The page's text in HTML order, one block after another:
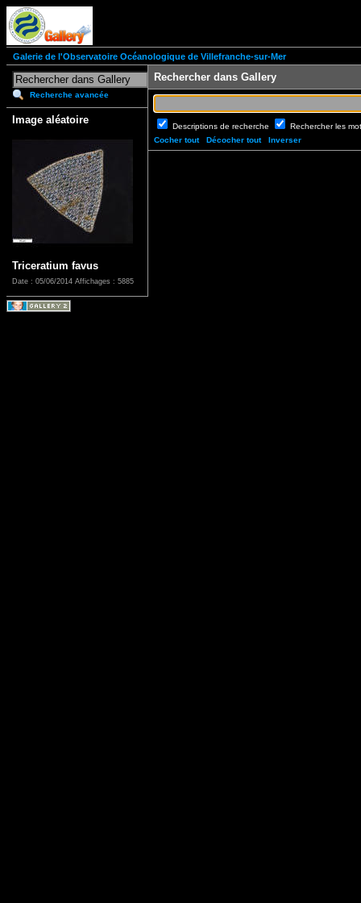
Galerie de l'Observatoire Océanologique de Villefranche-sur-Mer
Recherche avancée
Image aléatoire
Triceratium favus
Date : 05/06/2014 Affichages : 5885
Rechercher dans Gallery
Descriptions de recherche
Rechercher les
Cocher tout
Décocher tout Inverser